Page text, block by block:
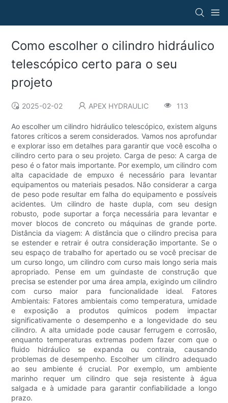
Como escolher o cilindro hidráulico
telescópico certo para o seu
projeto
2025-02-02 APEX HYDRAULIC 113
Ao escolher um cilindro hidráulico telescópico, existem alguns
fatores críticos a serem considerados. Vamos nos aprofundar
e explorar isso em detalhes para garantir que você escolha o
cilindro certo para o seu projeto. Carga de peso: A carga de
peso é o fator mais importante. Por exemplo, um cilindro com
alta capacidade de empuxo é necessário para levantar
equipamentos ou materiais pesados. Não considerar a carga
de peso pode resultar em falha do equipamento e possíveis
acidentes. Um cilindro de haste dupla, com seu design
robusto, pode suportar a força necessária para levantar e
mover blocos de concreto ou máquinas de grande porte.
Distância da viagem: A distância que o cilindro precisa para
se estender e retrair é outra consideração importante. Se o
seu espaço de trabalho for apertado ou se você precisar de
um curso longo, um cilindro com curso mais longo seria mais
apropriado. Pense em um guindaste de construção que
precisa se estender por uma área ampla, exigindo um cilindro
com curso maior para funcionalidade ideal. Fatores
Ambientais: Fatores ambientais como temperatura, umidade
e exposição a produtos químicos podem impactar
significativamente o desempenho e a longevidade do seu
cilindro. A alta umidade pode causar ferrugem e corrosão,
enquanto temperaturas extremas podem fazer com que o
fluido hidráulico se expanda ou contraia, causando
problemas de desempenho. Escolher um cilindro adequado
ao seu ambiente é crucial. Por exemplo, um ambiente
marinho requer um cilindro que seja resistente à água
salgada e à umidade para garantir confiabilidade a longo
prazo.